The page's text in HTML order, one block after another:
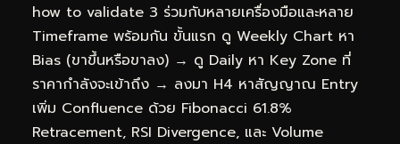
how to validate 3 ร่วมกับหลายเครื่องมือและหลาย
Timeframe พร้อมกัน ขั้นแรก ดู Weekly Chart หา
Bias (ขาขึ้นหรือขาลง) → ดู Daily หา Key Zone ที่
ราคากำลังจะเข้าถึง → ลงมา H4 หาสัญญาณ Entry
เพิ่ม Confluence ด้วย Fibonacci 61.8%
Retracement, RSI Divergence, และ Volume